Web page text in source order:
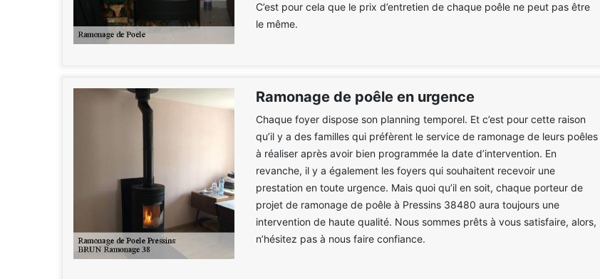
C’est pour cela que le prix d’entretien de chaque poêle ne peut pas être
le même.
Ramonage de poêle en urgence
Chaque foyer dispose son planning temporel. Et c’est pour cette raison
qu’il y a des familles qui préfèrent le service de ramonage de leurs poêles
à réaliser après avoir bien programmée la date d’intervention. En
revanche, il y a également les foyers qui souhaitent recevoir une
prestation en toute urgence. Mais quoi qu’il en soit, chaque porteur de
projet de ramonage de poêle à Pressins 38480 aura toujours une
intervention de haute qualité. Nous sommes prêts à vous satisfaire, alors,
n’hésitez pas à nous faire confiance.